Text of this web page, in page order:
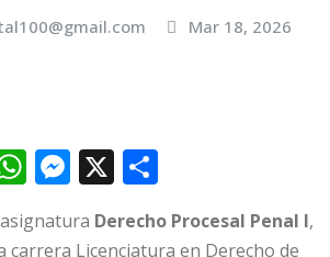
Mar 18, 2026
W
at
M
ss
X
m
Derecho Procesal Penal I,
carrera Licenciatura en Derecho de